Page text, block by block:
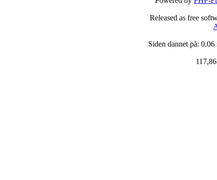
Released as free
Siden dannet på: